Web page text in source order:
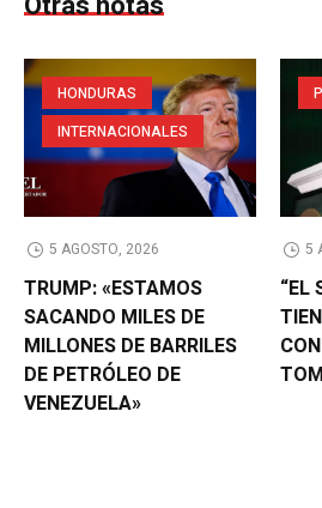
HONDURAS
INTERNACIONALES
5 AGOSTO, 2026
TRUMP: «ESTAMOS
SACANDO MILES DE
MILLONES DE BARRILES
DE PETRÓLEO DE
VENEZUELA»
5
“EL